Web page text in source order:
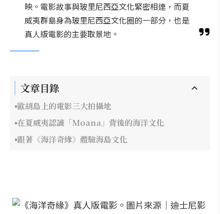
映。電影故事與玻里尼西亞文化緊密相連，而夏
威夷群島身為玻里尼西亞文化圈的一部分，也是
真人版電影的主要取景地。
文章目錄
歐胡島上的電影三大拍攝地
在夏威夷認識「Moana」背後的海洋文化
跟著《海洋奇緣》體驗海島文化